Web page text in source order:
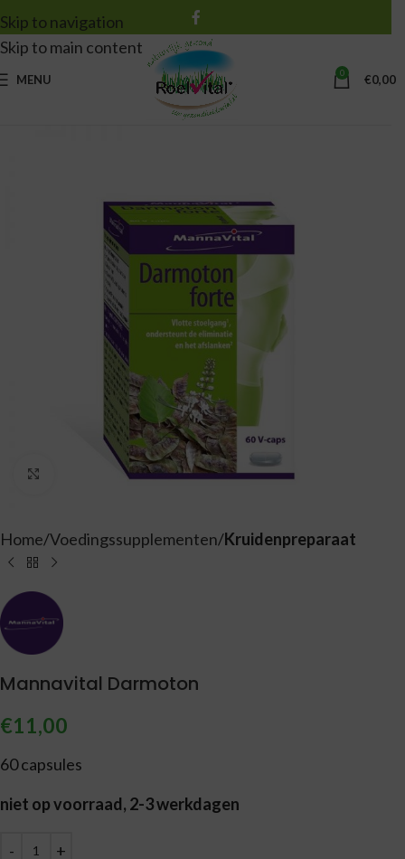
Skip to navigation
Skip to main content
MENU 0 €0,00
Vergroten
Home Voedingssupplementen Kruidenpreparaat
Mannavital Darmoton
€11,00
60 capsules
niet op voorraad, 2-3 werkdagen
Alternative: